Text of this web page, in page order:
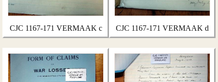
CJC 1167-171 VERMAAK c CJC 1167-171 VERMAAK d